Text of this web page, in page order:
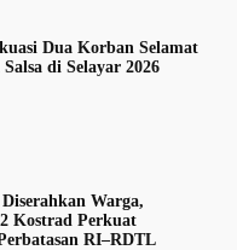
Dua Korban Selamat
di Selayar 2026
Warga,
Kostrad Perkuat
RI–RDTL